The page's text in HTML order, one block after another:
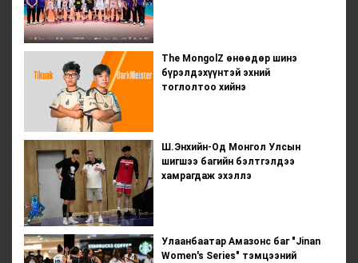
The MongolZ өнөөдөр шинэ
бүрэлдэхүүнтэй эхний
тоглолтоо хийнэ
Ш.Энхийн-Од Монгол Улсын
шигшээ багийн бэлтгэлдээ
хамрагдаж эхэллэ
Улаанбаатар Амазонс баг "Jinan
Women's Series" тэмцээний